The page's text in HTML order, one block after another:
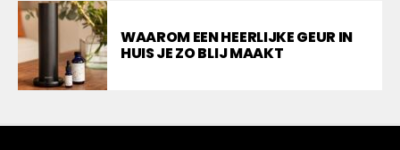
WAAROM EEN HEERLIJKE GEUR IN
HUIS JE ZO BLIJ MAAKT